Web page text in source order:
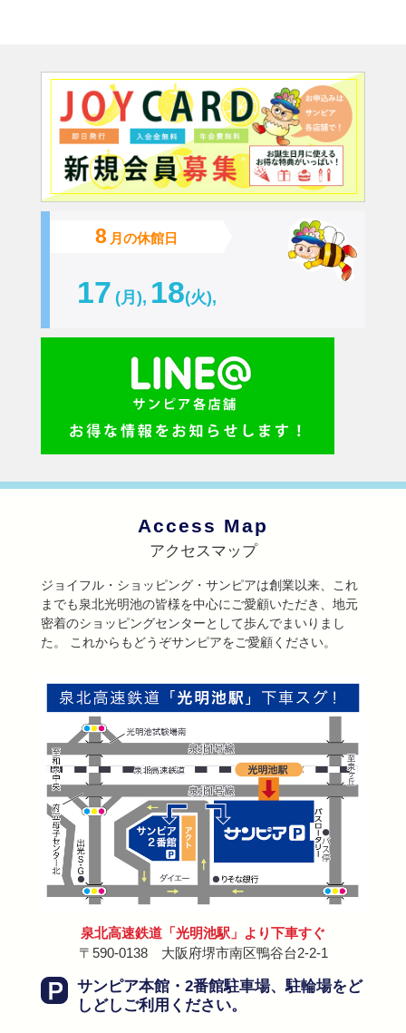
8 月の休館日
17 (月), 18(火),
Access Map
アクセスマップ
ジョイフル・ショッピング・サンピアは創業以来、これ
までも泉北光明池の皆様を中心にご愛顧いただき、地元
密着のショッピングセンターとして歩んでまいりまし
た。 これからもどうぞサンピアをご愛顧ください。
泉北高速鉄道「光明池駅」より下車すぐ
〒590-0138 大阪府堺市南区鴨谷台2-2-1
サンピア本館・2番館駐車場、駐輪場をど
しどしご利用ください。